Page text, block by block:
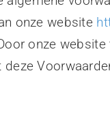
onze website
onze